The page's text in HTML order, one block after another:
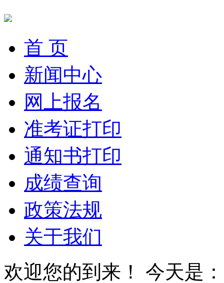
首 页
新闻中心
网上报名
准考证打印
通知书打印
成绩查询
政策法规
关于我们
欢迎您的到来！ 今天是：